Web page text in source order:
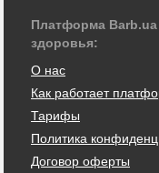
Платформа Barb.ua
здоровья:
О нас
Как работает
Тарифы
Политика
Договор оферты